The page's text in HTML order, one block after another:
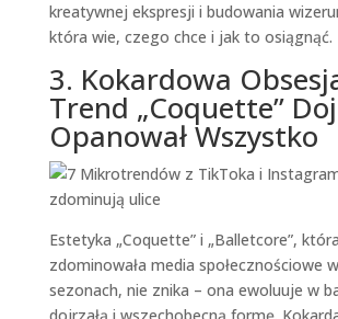
kreatywnej ekspresji i budowania
która wie, czego chce i jak to osiągnąć.
3. Kokardowa
Trend „Coquette”
Opanował Wszystko
Estetyka „Coquette” i „Balletcore”, która
zdominowała media społecznościowe
sezonach, nie znika – ona ewoluuje w